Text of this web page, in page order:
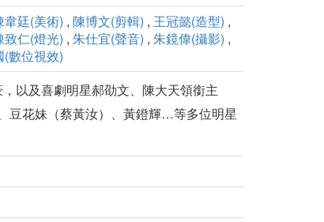
韋廷(美術) , 陳博文(剪輯) , 王冠懿(造型) ,
致仁(燈光) , 朱仕宜(聲音) , 朱鏡偉(攝影) ,
(數位視效)
以及喜劇明星郝劭文、陳大天領銜主
豆花妹（蔡黃汝）、黃鐙輝…等多位明星